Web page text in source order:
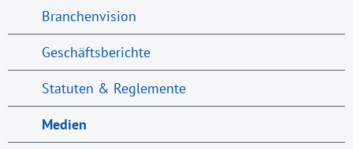
Branchenvision
Geschäftsberichte
Statuten & Reglemente
Medien